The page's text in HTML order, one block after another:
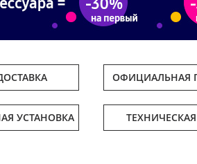
ОФИЦИАЛЬНАЯ
УСТАНОВКА